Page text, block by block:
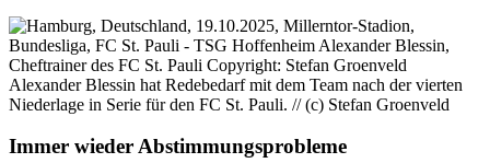
Alexander Blessin hat Redebedarf mit dem Team nach der vierten
Niederlage in Serie für den FC St. Pauli. // (c) Stefan Groenveld
Immer wieder Abstimmungsprobleme